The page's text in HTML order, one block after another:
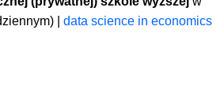
|data science in economics